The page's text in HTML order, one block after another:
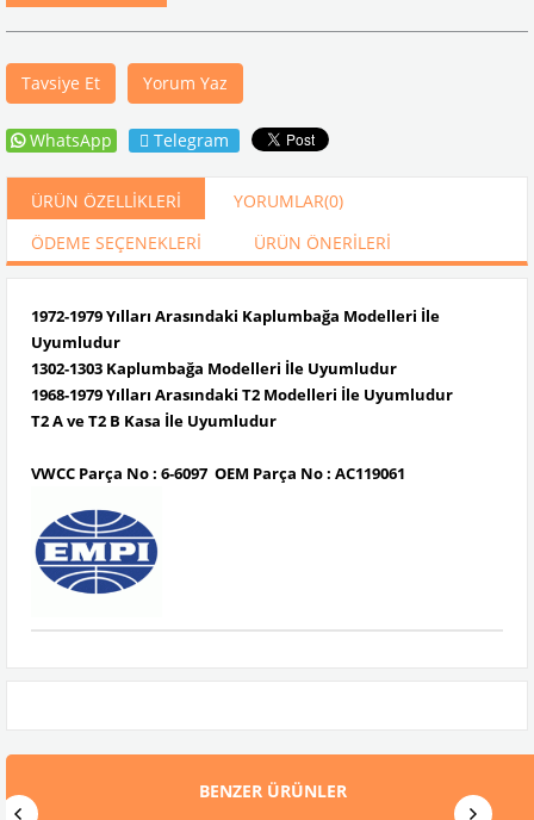
Tavsiye Et Yorum Yaz
WhatsApp Telegram
ÜRÜN ÖZELLIKLERI YORUMLAR(0)
ÖDEME SEÇENEKLERI
ÜRÜN ÖNERILERI
1972-1979 Yılları Arasındaki Kaplumbağa Modelleri İle
Uyumludur
1302-1303 Kaplumbağa Modelleri İle Uyumludur
1968-1979 Yılları Arasındaki T2 Modelleri İle Uyumludur
T2 A ve T2 B Kasa İle Uyumludur
VWCC Parça No : 6-6097 OEM Parça No : AC119061
BENZER ÜRÜNLER